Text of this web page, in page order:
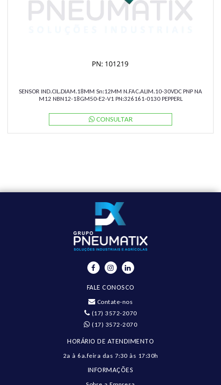
SENSOR IND.CIL.DIAM.18MM Sn:12MM N.FAC.ALIM.10-30VDC PNP NA
M12 NBN12-18GM50-E2-V1 PN:326161-0130 PEPPERL
CONSULTAR
FALE CONOSCO
Contate-nos
(17) 3572-2070
(17) 3572-2070
HORÁRIO DE ATENDIMENTO
2a à 6a.feira das 7:30 às 17:30h
INFORMAÇÕES